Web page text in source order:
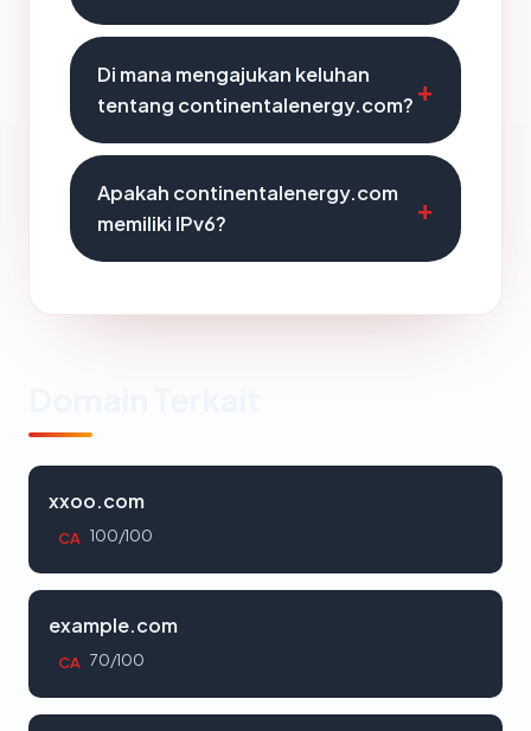
Di mana mengajukan keluhan
tentang continentalenergy.com?
Apakah continentalenergy.com
memiliki IPv6?
xxoo.com
CA 100/100
example.com
CA 70/100